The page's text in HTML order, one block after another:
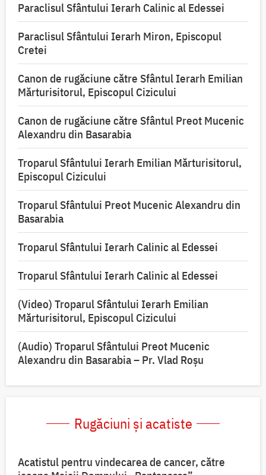
Paraclisul Sfântului Ierarh Calinic al Edessei
Paraclisul Sfântului Ierarh Miron, Episcopul
Cretei
Canon de rugăciune către Sfântul Ierarh Emilian
Mărturisitorul, Episcopul Cizicului
Canon de rugăciune către Sfântul Preot Mucenic
Alexandru din Basarabia
Troparul Sfântului Ierarh Emilian Mărturisitorul,
Episcopul Cizicului
Troparul Sfântului Preot Mucenic Alexandru din
Basarabia
Troparul Sfântului Ierarh Calinic al Edessei
Troparul Sfântului Ierarh Calinic al Edessei
(Video) Troparul Sfântului Ierarh Emilian
Mărturisitorul, Episcopul Cizicului
(Audio) Troparul Sfântului Preot Mucenic
Alexandru din Basarabia – Pr. Vlad Roșu
Rugăciuni și acatiste
Acatistul pentru vindecarea de cancer, către